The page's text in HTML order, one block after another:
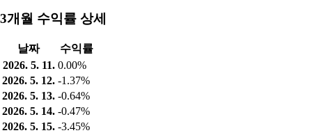
3개월 수익률 상세
날짜
수익률
2026. 5. 11. 0.00%
2026. 5. 12. -1.37%
2026. 5. 13. -0.64%
2026. 5. 14. -0.47%
2026. 5. 15. -3.45%